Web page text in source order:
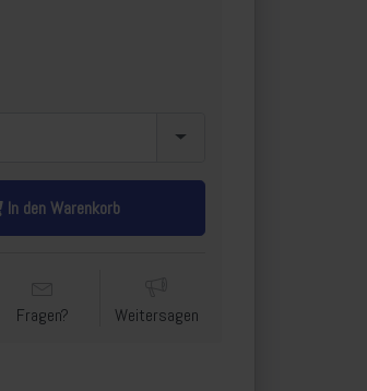
In den Warenkorb
Fragen? Weitersagen